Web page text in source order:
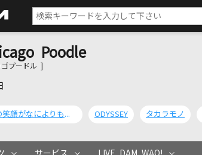
Poodle
ゴプードル ]
君の笑顔がなによりも好きだった ODYSSEY タカラモノ
サービス LIVE DAM WAO!